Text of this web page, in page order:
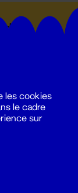
les cookies
le cadre
sur